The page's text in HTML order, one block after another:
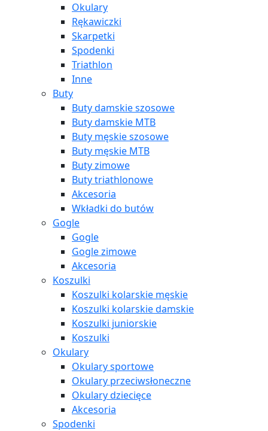
Okulary
Rękawiczki
Skarpetki
Spodenki
Triathlon
Inne
Buty
Buty damskie szosowe
Buty damskie MTB
Buty męskie szosowe
Buty męskie MTB
Buty zimowe
Buty triathlonowe
Akcesoria
Wkładki do butów
Gogle
Gogle
Gogle zimowe
Akcesoria
Koszulki
Koszulki kolarskie męskie
Koszulki kolarskie damskie
Koszulki juniorskie
Koszulki
Okulary
Okulary sportowe
Okulary przeciwsłoneczne
Okulary dziecięce
Akcesoria
Spodenki